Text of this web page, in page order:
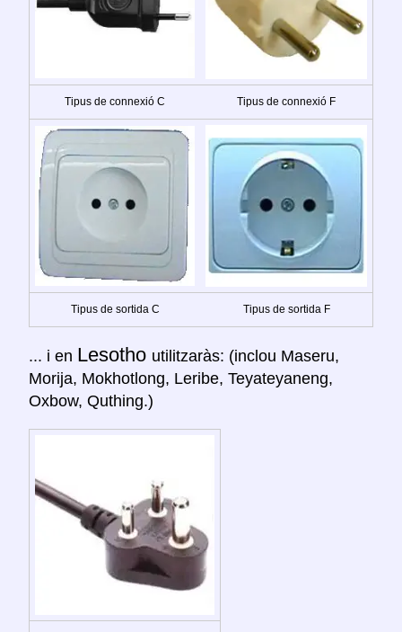
Tipus de connexió C Tipus de connexió F
Tipus de sortida C Tipus de sortida F
... i en Lesotho utilitzaràs: (inclou Maseru,
Morija, Mokhotlong, Leribe, Teyateyaneng,
Oxbow, Quthing.)